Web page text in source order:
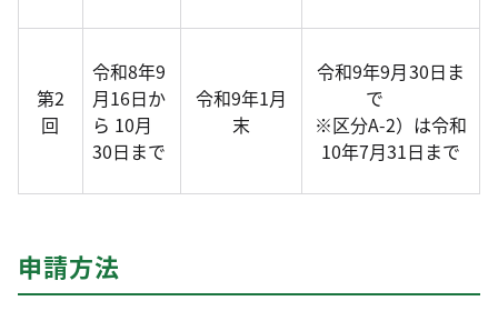
第2
回
令和8年9
月16日か
ら 10月
30日まで
令和9年1月
末
令和9年9月30日ま
で
※区分A-2）は令和
10年7月31日まで
申請方法